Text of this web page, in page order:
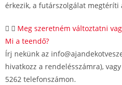
érkezik, a futárszolgálat megtéríti
Meg szeretném változtatni
Mi a teendő?
Írj nekünk az
hivatkozz a rendelésszámra),
5262 telefonszámon.